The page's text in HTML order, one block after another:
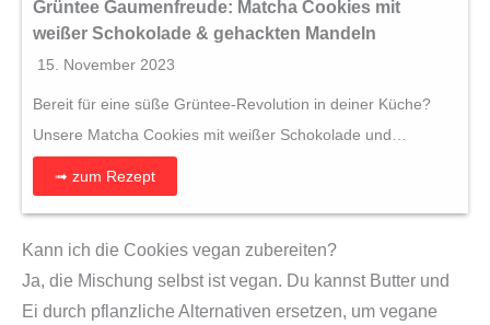
Grüntee Gaumenfreude: Matcha Cookies mit
weißer Schokolade & gehackten Mandeln
15. November 2023
Bereit für eine süße Grüntee-Revolution in deiner Küche?
Unsere Matcha Cookies mit weißer Schokolade und…
➟ zum Rezept
Kann ich die Cookies vegan zubereiten?
Ja, die Mischung selbst ist vegan. Du kannst Butter und
Ei durch pflanzliche Alternativen ersetzen, um vegane